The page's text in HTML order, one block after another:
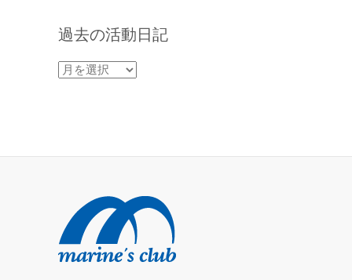
過去の活動日記
過
日